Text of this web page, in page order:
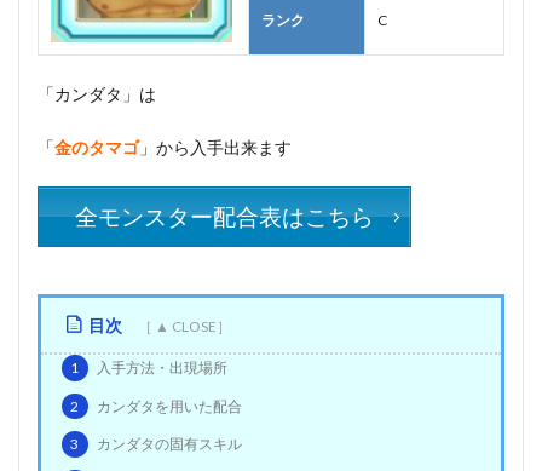
ランク C
「カンダタ」は
「金のタマゴ」から入手出来ます
全モンスター配合表はこちら
目次
1 入手方法・出現場所
2 カンダタを用いた配合
3 カンダタの固有スキル